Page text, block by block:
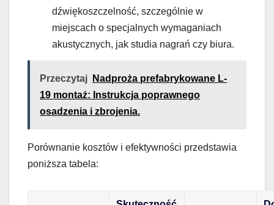
dźwiękoszczelność, szczególnie w
miejscach o specjalnych wymaganiach
akustycznych, jak studia nagrań czy biura.
Przeczytaj
Nadproża prefabrykowane L-
19 montaż: Instrukcja poprawnego
osadzenia i zbrojenia.
Porównanie kosztów i efektywności przedstawia
poniższa tabela: